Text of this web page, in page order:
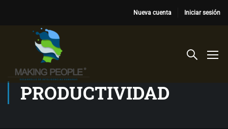
Nueva cuenta Iniciar sesión
PRODUCTIVIDAD